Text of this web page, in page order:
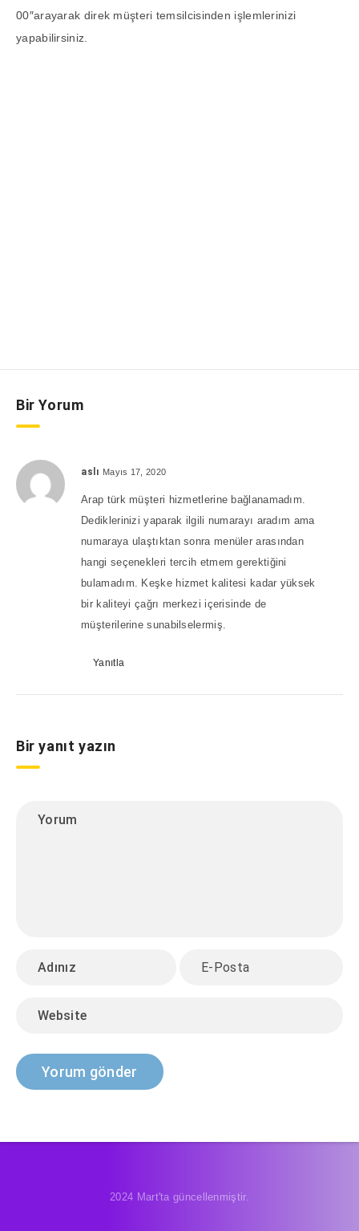
00″arayarak direk müşteri temsilcisinden işlemlerinizi
yapabilirsiniz.
Bir Yorum
aslı Mayıs 17, 2020
Arap türk müşteri hizmetlerine bağlanamadım.
Dediklerinizi yaparak ilgili numarayı aradım ama
numaraya ulaştıktan sonra menüler arasından
hangi seçenekleri tercih etmem gerektiğini
bulamadım. Keşke hizmet kalitesi kadar yüksek
bir kaliteyi çağrı merkezi içerisinde de
müşterilerine sunabilselermiş.
Yanıtla
Bir yanıt yazın
2024 Mart'ta güncellenmiştir.